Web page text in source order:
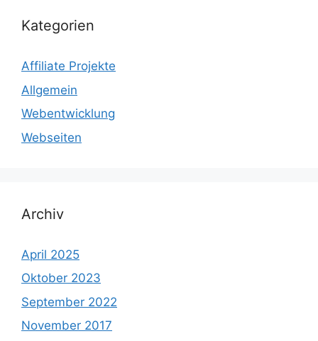
Kategorien
Affiliate Projekte
Allgemein
Webentwicklung
Webseiten
Archiv
April 2025
Oktober 2023
September 2022
November 2017